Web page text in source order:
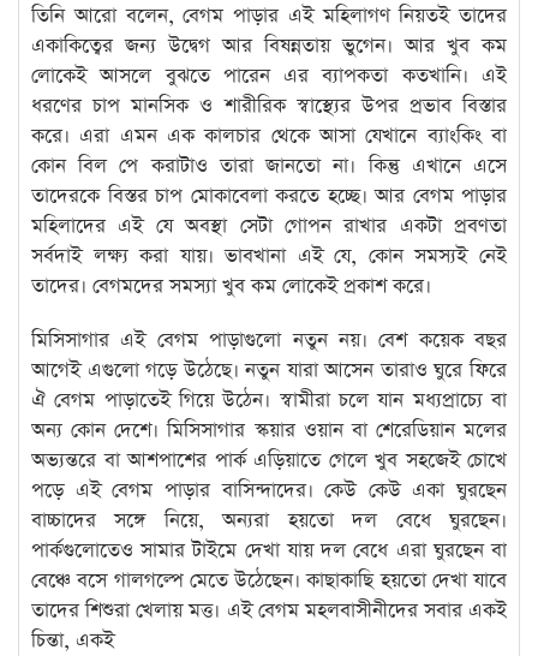
তিনি আরো বলেন, বেগম পাড়ার এই মহিলাগণ নিয়তই তাদের
একাকিত্বের জন্য উদ্বেগ আর বিষন্নতায় ভুগেন। আর খুব কম
লোকেই আসলে বুঝতে পারেন এর ব্যাপকতা কতখানি। এই
ধরণের চাপ মানসিক ও শারীরিক স্বাস্থ্যের উপর প্রভাব বিস্তার
করে। এরা এমন এক কালচার থেকে আসা যেখানে ব্যাংকিং বা
কোন বিল পে করাটাও তারা জানতো না। কিন্তু এখানে এসে
তাদেরকে বিস্তর চাপ মোকাবেলা করতে হচ্ছে। আর বেগম পাড়ার
মহিলাদের এই যে অবস্থা সেটা গোপন রাখার একটা প্রবণতা
সর্বদাই লক্ষ্য করা যায়। ভাবখানা এই যে, কোন সমস্যই নেই
তাদের। বেগমদের সমস্যা খুব কম লোকেই প্রকাশ করে।
মিসিসাগার এই বেগম পাড়াগুলো নতুন নয়। বেশ কয়েক বছর
আগেই এগুলো গড়ে উঠেছে। নতুন যারা আসেন তারাও ঘুরে ফিরে
ঐ বেগম পাড়াতেই গিয়ে উঠেন। স্বামীরা চলে যান মধ্যপ্রাচ্যে বা
অন্য কোন দেশে। মিসিসাগার স্কয়ার ওয়ান বা শেরেডিয়ান মলের
অভ্যন্তরে বা আশপাশের পার্ক এড়িয়াতে গেলে খুব সহজেই চোখে
পড়ে এই বেগম পাড়ার বাসিন্দাদের। কেউ কেউ একা ঘুরছেন
বাচ্চাদের সঙ্গে নিয়ে, অন্যরা হয়তো দল বেধে ঘুরছেন।
পার্কগুলোতেও সামার টাইমে দেখা যায় দল বেধে এরা ঘুরছেন বা
বেঞ্চে বসে গালগল্পে মেতে উঠেছেন। কাছাকাছি হয়তো দেখা যাবে
তাদের শিশুরা খেলায় মত্ত। এই বেগম মহলবাসীনীদের সবার একই
চিন্তা, একই